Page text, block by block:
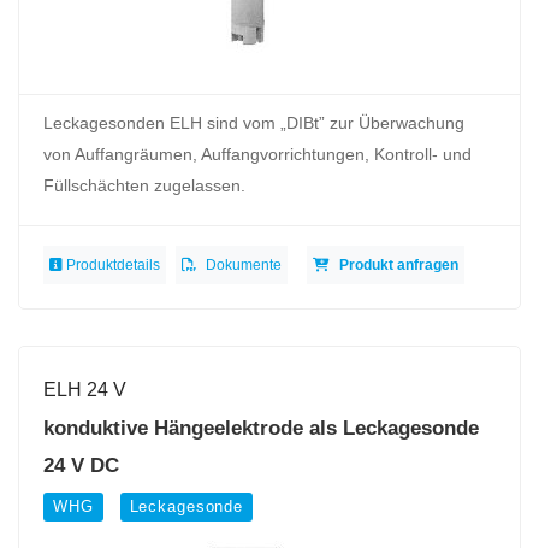
Leckagesonden ELH sind vom „DIBt” zur Überwachung
von Auffangräumen, Auffangvorrichtungen, Kontroll- und
Füllschächten zugelassen.
Produktdetails Dokumente Produkt anfragen
ELH 24 V
konduktive Hängeelektrode als Leckagesonde
24 V DC
WHG Leckagesonde